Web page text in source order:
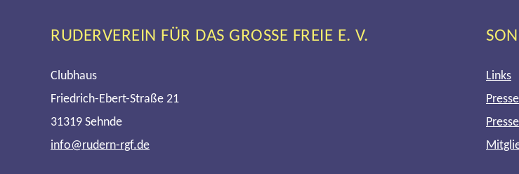
RUDERVEREIN FÜR DAS GROSSE FREIE E. V.
Clubhaus
Friedrich-Ebert-Straße 21
31319 Sehnde
info@rudern-rgf.de
Links